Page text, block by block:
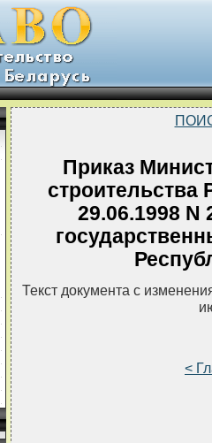
Приказ
строительства
29.06.1998
Текст документа с
<